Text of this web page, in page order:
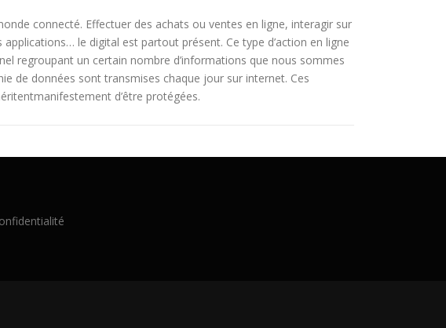
connecté. Effectuer des achats ou ventes en ligne, interagir sur
le digital est partout présent. Ce type d’action en ligne
regroupant un certain nombre d’informations que nous sommes
de données sont transmises chaque jour sur internet. Ces
d’être protégées.